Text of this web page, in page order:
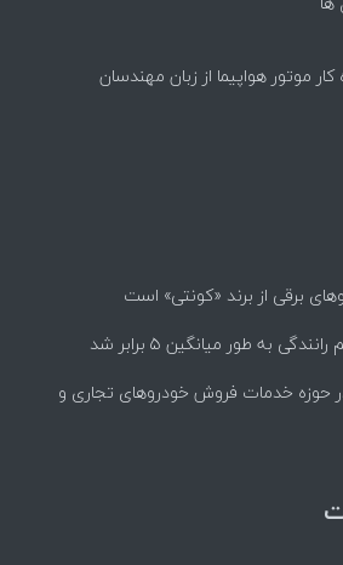
موتور هواپیما از زبان مهندسان
برقی از برند «کونتی» است
حوزه خدمات فروش خودروهای تجاری و